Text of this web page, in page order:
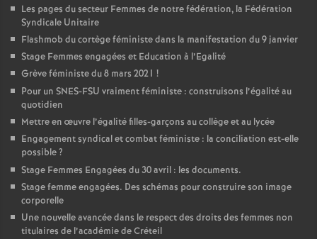
Les pages du secteur Femmes de notre fédération, la Fédération
Syndicale Unitaire
Flashmob du cortège féministe dans la manifestation du 9 janvier
Stage Femmes engagées et Education à l’Egalité
Grève féministe du 8 mars 2021 !
Pour un SNES-FSU vraiment féministe : construisons l’égalité au
quotidien
Mettre en œuvre l’égalité filles-garçons au collège et au lycée
Engagement syndical et combat féministe : la conciliation est-elle
possible?
Stage Femmes Engagées du 30 avril : les documents.
Stage femme engagées. Des schémas pour construire son image
corporelle
Une nouvelle avancée dans le respect des droits des femmes non
titulaires de l’académie de Créteil